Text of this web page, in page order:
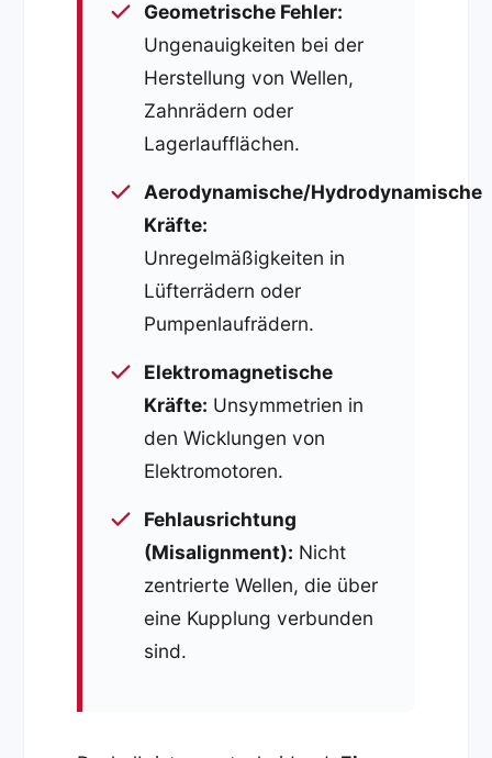
Geometrische Fehler:
Ungenauigkeiten bei der
Herstellung von Wellen,
Zahnrädern oder
Lagerlaufflächen.
Aerodynamische/Hydrodynamische
Kräfte:
Unregelmäßigkeiten in
Lüfterrädern oder
Pumpenlaufrädern.
Elektromagnetische
Kräfte: Unsymmetrien in
den Wicklungen von
Elektromotoren.
Fehlausrichtung
(Misalignment): Nicht
zentrierte Wellen, die über
eine Kupplung verbunden
sind.